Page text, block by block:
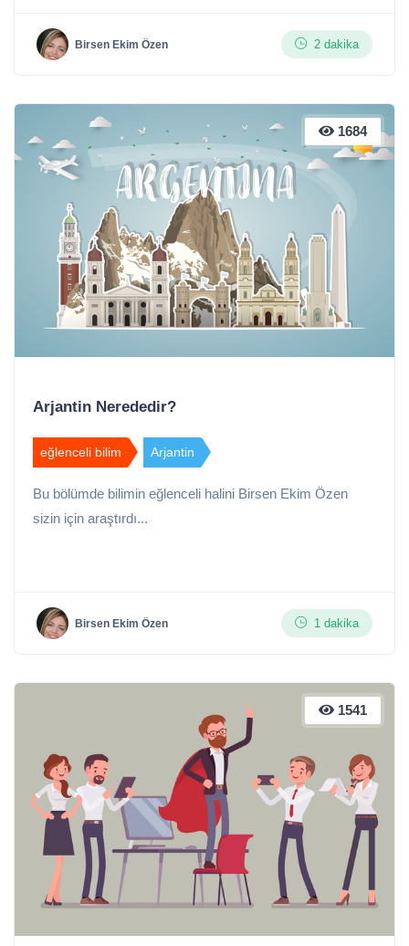
Birsen Ekim Özen 2 dakika
1684
Arjantin Nerededir?
eğlenceli bilim Arjantin
Bu bölümde bilimin eğlenceli halini Birsen Ekim Özen
sizin için araştırdı...
Birsen Ekim Özen 1 dakika
1541